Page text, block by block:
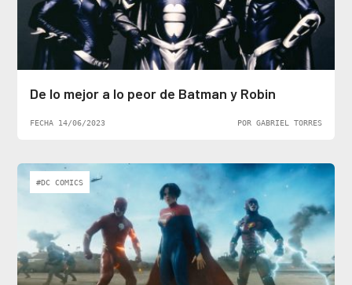
De lo mejor a lo peor de Batman y Robin
FECHA 14/06/2023 POR GABRIEL TORRES
#DC COMICS